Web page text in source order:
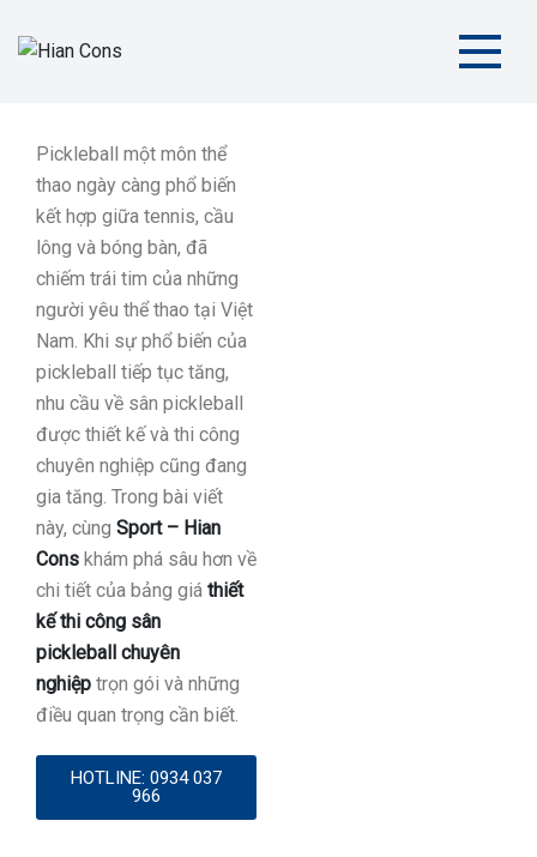
Pickleball một môn thể
thao ngày càng phổ biến
kết hợp giữa tennis, cầu
lông và bóng bàn, đã
chiếm trái tim của những
người yêu thể thao tại Việt
Nam. Khi sự phổ biến của
pickleball tiếp tục tăng,
nhu cầu về sân pickleball
được thiết kế và thi công
chuyên nghiệp cũng đang
gia tăng. Trong bài viết
này, cùng Sport – Hian
Cons khám phá sâu hơn về
chi tiết của bảng giá thiết
kế thi công sân
pickleball chuyên
nghiệp trọn gói và những
điều quan trọng cần biết.
HOTLINE: 0934 037
966